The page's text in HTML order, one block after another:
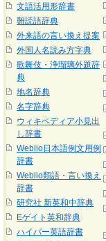
文語活用形辞書
難読語辞典
外来語の言い換え提案
外国人名読み方字典
歌舞伎・浄瑠璃外題辞
典
地名辞典
名字辞典
ウィキペディア小見出
し辞書
Weblio日本語例文用例
辞書
Weblio類語・言い換え
辞書
研究社 新英和中辞典
Eゲイト英和辞典
ハイパー英語辞書